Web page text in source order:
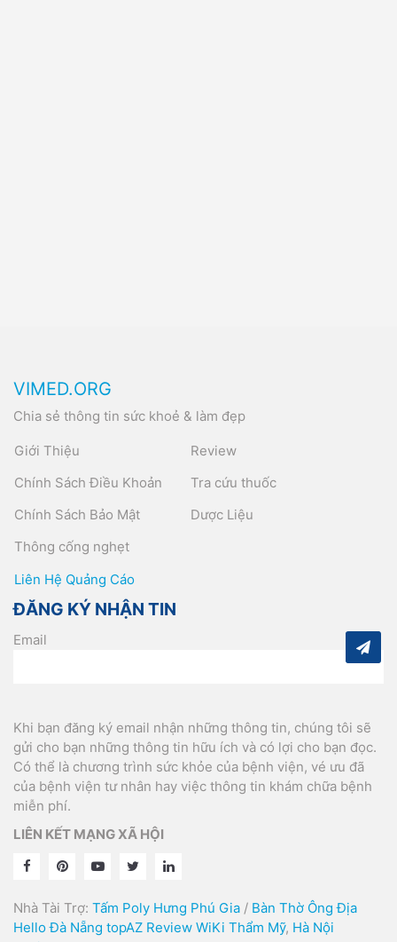
VIMED.ORG
Chia sẻ thông tin sức khoẻ & làm đẹp
Giới Thiệu
Chính Sách Điều Khoản
Chính Sách Bảo Mật
Thông cống nghẹt
Review
Tra cứu thuốc
Dược Liệu
Liên Hệ Quảng Cáo
ĐĂNG KÝ NHẬN TIN
Email
Khi bạn đăng ký email nhận những thông tin, chúng tôi sẽ
gửi cho bạn những thông tin hữu ích và có lợi cho bạn đọc.
Có thể là chương trình sức khỏe của bệnh viện, vé ưu đã
của bệnh viện tư nhân hay việc thông tin khám chữa bệnh
miễn phí.
LIÊN KẾT MẠNG XÃ HỘI
Nhà Tài Trợ: Tấm Poly Hưng Phú Gia / Bàn Thờ Ông Địa
Hello Đà Nẵng topAZ Review WiKi Thẩm Mỹ, Hà Nội